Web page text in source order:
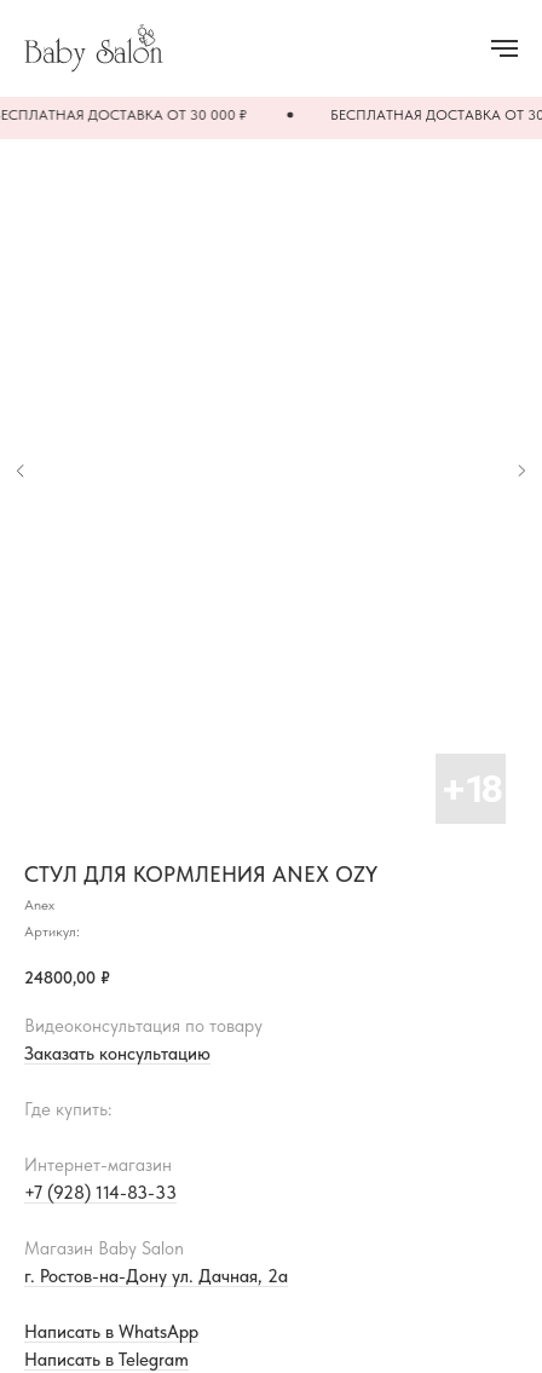
ДОСТАВКА ОТ 30 000 ₽ БЕСПЛАТНАЯ ДОСТАВКА ОТ 30
СТУЛ ДЛЯ КОРМЛЕНИЯ ANEX OZY
Anex
Артикул:
24800,00 ₽
Видеоконсультация по товару
Заказать консультацию
Где купить:
Интернет-магазин
+7 (928) 114-83-33
Магазин Baby Salon
г. Ростов-на-Дону ул. Дачная, 2а
Написать в WhatsApp
Написать в Telegram